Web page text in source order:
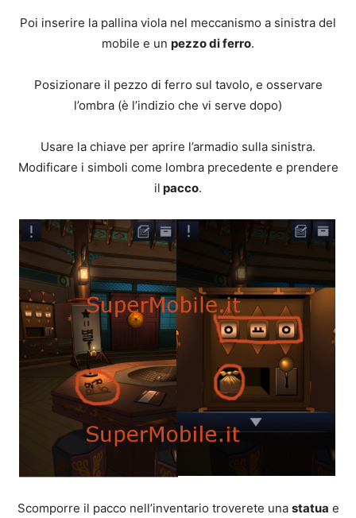
Poi inserire la pallina viola nel meccanismo a sinistra del
mobile e un pezzo di ferro.
Posizionare il pezzo di ferro sul tavolo, e osservare
l’ombra (è l’indizio che vi serve dopo)
Usare la chiave per aprire l’armadio sulla sinistra.
Modificare i simboli come lombra precedente e prendere
il pacco.
Scomporre il pacco nell’inventario troverete una statua e